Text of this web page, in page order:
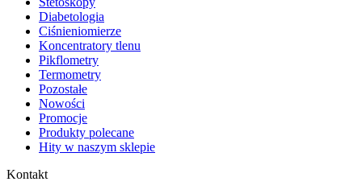
Diabetologia
Ciśnieniomierze
Koncentratory tlenu
Pikflometry
Termometry
Pozostałe
Nowości
Promocje
Produkty polecane
Hity w naszym sklepie
Kontakt